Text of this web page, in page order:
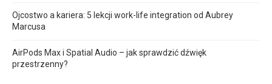
Ojcostwo a kariera: 5 lekcji work-life integration od Aubrey
Marcusa
AirPods Max i Spatial Audio – jak sprawdzić dźwięk
przestrzenny?